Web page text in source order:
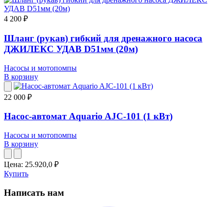
4 200 ₽
Шланг (рукав) гибкий для дренажного насоса
ДЖИЛЕКС УДАВ D51мм (20м)
Насосы и мотопомпы
В корзину
22 000 ₽
Насос-автомат Aquario AJC-101 (1 кВт)
Насосы и мотопомпы
В корзину
Цена: 25.920,0 ₽
Купить
Написать нам